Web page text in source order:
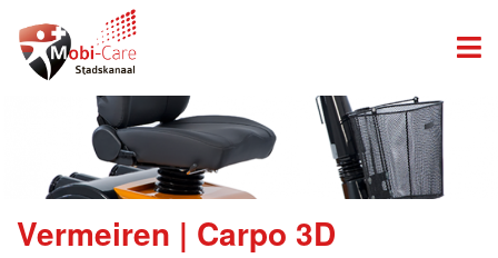
Vermeiren | Carpo 3D